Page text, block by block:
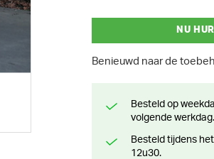
NU
Benieuwd naar de
Besteld op weekdagen voor 13 uur? Klaar voor levering of afhaling de
volgende werkdag.
Besteld tijdens het weekend? Klaar voor levering of afhaling vanaf maandag
12u30.